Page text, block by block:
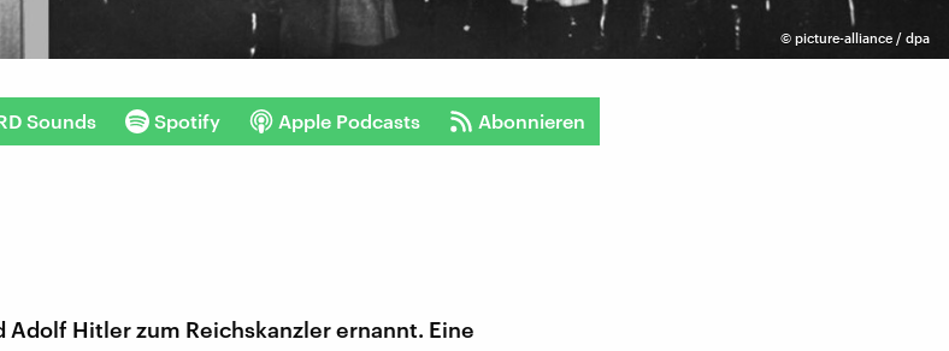
© picture-alliance / dpa
Sounds Spotify Apple Podcasts Abonnieren
Adolf Hitler zum Reichskanzler ernannt. Eine